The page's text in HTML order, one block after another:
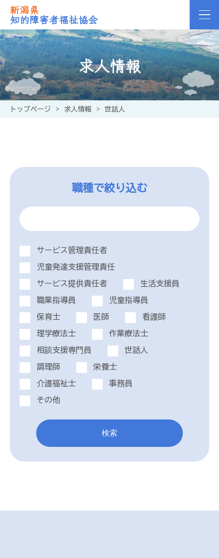
新潟県
知的障害者福祉協会
求人情報
トップページ > 求人情報 > 世話人
職種で絞り込む
サービス管理責任者
児童発達支援管理責任
サービス提供責任者 生活支援員
職業指導員 児童指導員
保育士 医師 看護師
理学療法士 作業療法士
相談支援専門員 世話人
調理師 栄養士
介護福祉士 事務員
その他
検索